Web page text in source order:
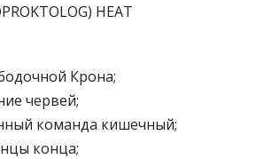
HEAT
Крона;
червей;
команда кишечный;
конца;